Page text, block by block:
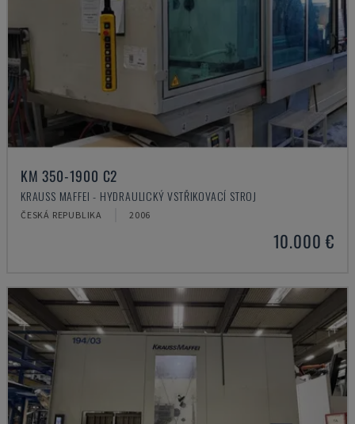
KM 350-1900 C2
KRAUSS MAFFEI - HYDRAULICKÝ VSTŘIKOVACÍ STROJ
ČESKÁ REPUBLIKA 2006
10.000 €